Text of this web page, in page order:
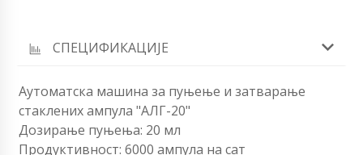
СПЕЦИФИКАЦИЈЕ
Аутоматска машина за пуњење и затварање
стаклених ампула "АЛГ-20"
Дозирање пуњења: 20 мл
Продуктивност: 6000 ампула на сат